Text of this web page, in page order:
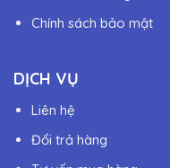
Chính sách bảo mật
DỊCH VỤ
Liên hệ
Đổi trả hàng